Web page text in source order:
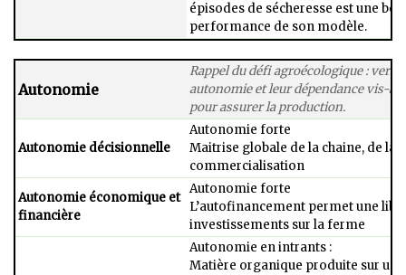
épisodes de sécheresse est une
performance de son modèle.
Autonomie
Rappel du défi agroécologique : vers
autonomie et leur dépendance vis-
pour assurer la production.
Autonomie décisionnelle
Autonomie forte​
Maitrise globale de la chaine, de la
commercialisation
Autonomie économique et
financière
Autonomie forte​
L’autofinancement permet une
investissements sur la ferme
Autonomie en intrants :​
Matière organique produite sur